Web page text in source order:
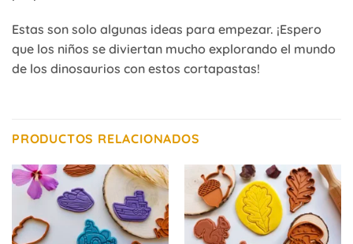
Estas son solo algunas ideas para empezar. ¡Espero
que los niños se diviertan mucho explorando el mundo
de los dinosaurios con estos cortapastas!
PRODUCTOS RELACIONADOS